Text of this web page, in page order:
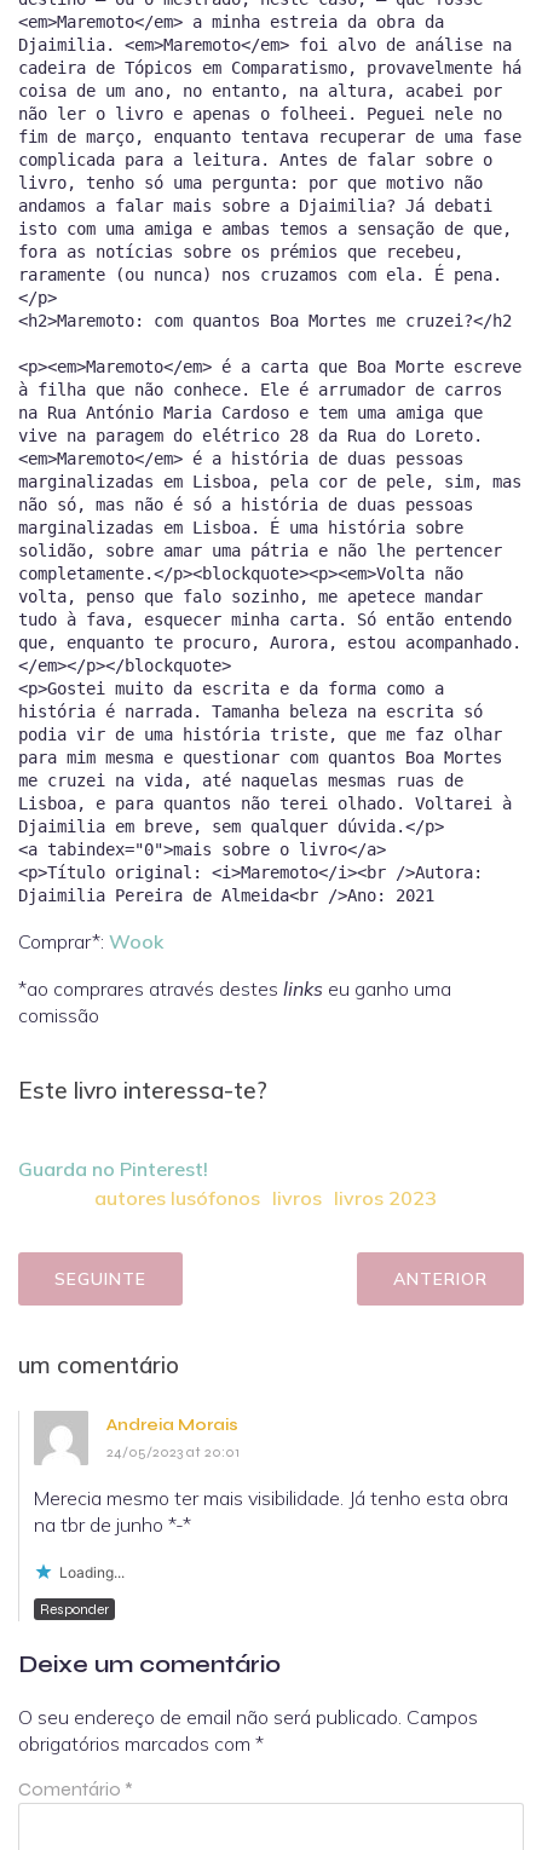
<em>Maremoto</em> a minha estreia da obra da
Djaimilia. <em>Maremoto</em> foi alvo de análise na
cadeira de Tópicos em Comparatismo, provavelmente há
coisa de um ano, no entanto, na altura, acabei por
não ler o livro e apenas o folheei. Peguei nele no
fim de março, enquanto tentava recuperar de uma fase
complicada para a leitura. Antes de falar sobre o
livro, tenho só uma pergunta: por que motivo não
andamos a falar mais sobre a Djaimilia? Já debati
isto com uma amiga e ambas temos a sensação de que,
fora as notícias sobre os prémios que recebeu,
raramente (ou nunca) nos cruzamos com ela. É pena.
</p>
<h2>Maremoto: com quantos Boa Mortes me cruzei?</h2>
<p><em>Maremoto</em> é a carta que Boa Morte escreve
à filha que não conhece. Ele é arrumador de carros
na Rua António Maria Cardoso e tem uma amiga que
vive na paragem do elétrico 28 da Rua do Loreto.
<em>Maremoto</em> é a história de duas pessoas
marginalizadas em Lisboa, pela cor de pele, sim, mas
não só, mas não é só a história de duas pessoas
marginalizadas em Lisboa. É uma história sobre
solidão, sobre amar uma pátria e não lhe pertencer
completamente.</p><blockquote><p><em>Volta não
volta, penso que falo sozinho, me apetece mandar
tudo à fava, esquecer minha carta. Só então entendo
que, enquanto te procuro, Aurora, estou acompanhado.
</em></p></blockquote>
<p>Gostei muito da escrita e da forma como a
história é narrada. Tamanha beleza na escrita só
podia vir de uma história triste, que me faz olhar
para mim mesma e questionar com quantos Boa Mortes
me cruzei na vida, até naquelas mesmas ruas de
Lisboa, e para quantos não terei olhado. Voltarei à
Djaimilia em breve, sem qualquer dúvida.</p>
<a tabindex="0">mais sobre o livro</a>
<p>Título original: <i>Maremoto</i><br />Autora:
Comprar*: Wook
*ao comprares através destes links eu ganho uma
comissão
Este livro interessa-te?
Guarda no Pinterest!
autores lusófonos livros livros 2023
SEGUINTE ANTERIOR
um comentário
Andreia Morais
24/05/2023 at 20:01
Merecia mesmo ter mais visibilidade. Já tenho esta obra
na tbr de junho *-*
Loading...
Responder
Deixe um comentário
O seu endereço de email não será publicado. Campos
obrigatórios marcados com *
Comentário *